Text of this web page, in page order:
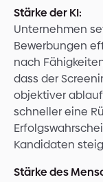
Stärke der KI:
Unternehmen
Bewerbungen
nach
dass der
objektiver
schneller eine
Kandidaten
Stärke des